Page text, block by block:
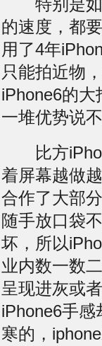
特别是如
的速度，都
用了4年
只能拍近物
iPhone6的
一堆优势说不
比方
着屏幕越做
合作了大部
随手放口袋
坏，所以
业内数一数
呈现进灰或
iPhone6手
寒的，